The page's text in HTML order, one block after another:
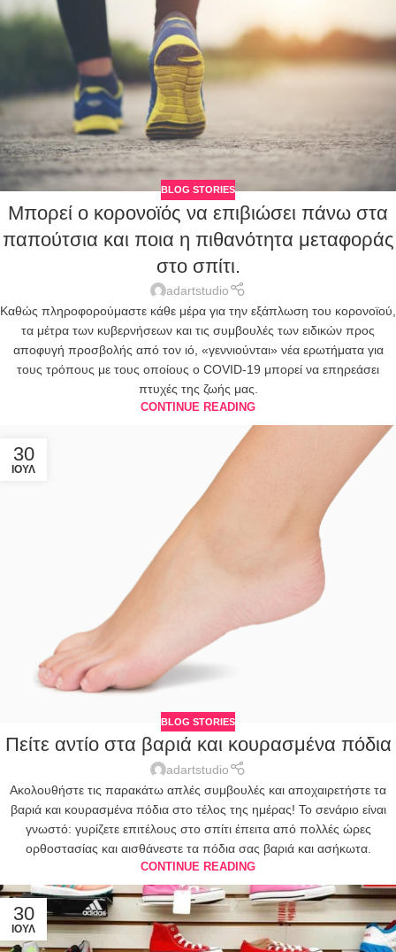
BLOG STORIES
Μπορεί ο κορονοϊός να επιβιώσει πάνω στα
παπούτσια και ποια η πιθανότητα μεταφοράς
στο σπίτι.
adartstudio
Καθώς πληροφορούμαστε κάθε μέρα για την εξάπλωση του κορονοϊού,
τα μέτρα των κυβερνήσεων και τις συμβουλές των ειδικών προς
αποφυγή προσβολής από τον ιό, «γεννιούνται» νέα ερωτήματα για
τους τρόπους με τους οποίους ο COVID-19 μπορεί να επηρεάσει
πτυχές της ζωής μας.
CONTINUE READING
30
ΙΟΎΛ
BLOG STORIES
Πείτε αντίο στα βαριά και κουρασμένα πόδια
adartstudio
Ακολουθήστε τις παρακάτω απλές συμβουλές και αποχαιρετήστε τα
βαριά και κουρασμένα πόδια στο τέλος της ημέρας! Το σενάριο είναι
γνωστό: γυρίζετε επιτέλους στο σπίτι έπειτα από πολλές ώρες
ορθοστασίας και αισθάνεστε τα πόδια σας βαριά και ασήκωτα.
CONTINUE READING
30
ΙΟΎΛ